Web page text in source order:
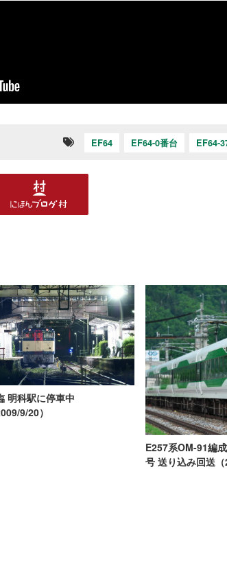
EF64 EF64-0番台 EF64-
明科駅に停車中
9/20）
E257系OM-91編
号 送り込み回送（